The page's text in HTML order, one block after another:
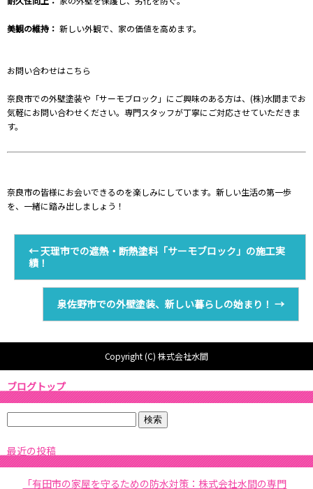
美観の維持： 新しい外観で、家の価値を高めます。
お問い合わせはこちら
奈良市での外壁塗装や「サーモブロック」にご興味のある方は、(株)水間までお
気軽にお問い合わせください。専門スタッフが丁寧にご対応させていただきま
す。
奈良市の皆様にお会いできるのを楽しみにしています。新しい生活の第一歩
を、一緒に踏み出しましょう！
←天理市での遮熱・断熱塗料「サーモブロック」の施工実
績！
泉佐野市での外壁塗装、新しい暮らしの始まり！ →
Copyright (C) 株式会社水間
ブログトップ
最近の投稿
「有田市の家屋を守るための防水対策：株式会社水間の専門